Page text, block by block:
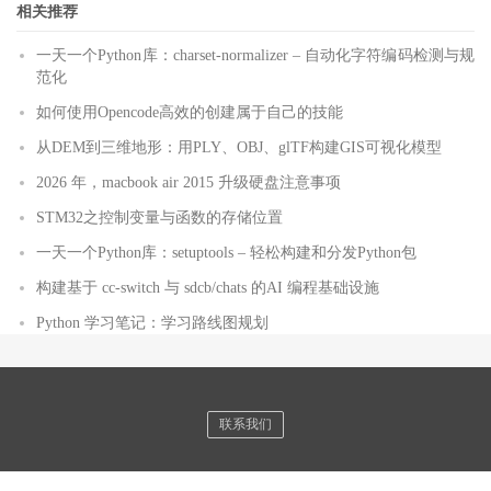
相关推荐
一天一个Python库：charset-normalizer – 自动化字符编码检测与规
范化
如何使用Opencode高效的创建属于自己的技能
从DEM到三维地形：用PLY、OBJ、glTF构建GIS可视化模型
2026 年，macbook air 2015 升级硬盘注意事项
STM32之控制变量与函数的存储位置
一天一个Python库：setuptools – 轻松构建和分发Python包
构建基于 cc-switch 与 sdcb/chats 的AI 编程基础设施
Python 学习笔记：学习路线图规划
联系我们